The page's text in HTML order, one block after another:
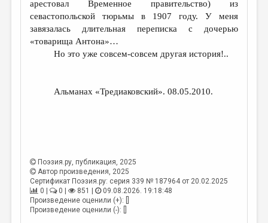
арестовал Временное правительство) из
севастопольской тюрьмы в 1907 году. У меня
завязалась длительная переписка с дочерью
«товарища Антона»…
Но это уже совсем-совсем другая история!..
Альманах «Тредиаковский». 08.05.2010.
Поэзия.ру, публикация, 2025
Автор произведения, 2025
Сертификат Поэзия.ру: серия 339 № 187964 от 20.02.2025
0 |
0 | 851 |
09.08.2026. 19:18:48
Произведение оценили (+): []
Произведение оценили (-): []